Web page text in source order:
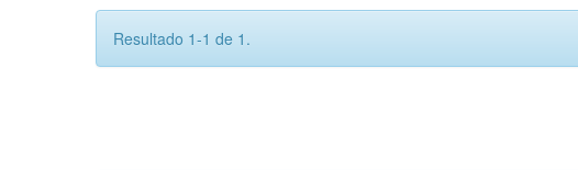
Resultado 1-1 de 1.